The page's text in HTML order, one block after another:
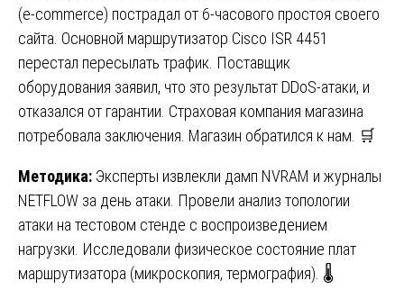
(e-commerce) пострадал от 6-часового простоя своего
сайта. Основной маршрутизатор Cisco ISR 4451
перестал пересылать трафик. Поставщик
оборудования заявил, что это результат DDoS-атаки, и
отказался от гарантии. Страховая компания магазина
потребовала заключения. Магазин обратился к нам. 🛒
Методика: Эксперты извлекли дамп NVRAM и журналы
NETFLOW за день атаки. Провели анализ топологии
атаки на тестовом стенде с воспроизведением
нагрузки. Исследовали физическое состояние плат
маршрутизатора (микроскопия, термография). 🌡️